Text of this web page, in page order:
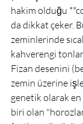
hakim olduğu
da dikkat çeker.
zeminlerinde
kahverengi
Fizan desenini
zemin üzerine
genetik olarak
biri olan